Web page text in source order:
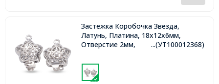
Застежка Коробочка Звезда,
Латунь, Платина, 18x12x6мм,
Отверстие 2мм,
...(УТ100012368)